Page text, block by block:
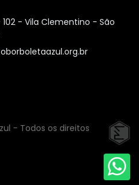
102 - Vila Clementino - São
- Todos os direitos